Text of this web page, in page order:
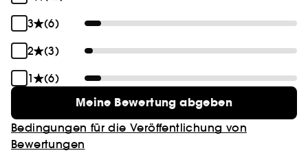
3
(6)
2
(3)
1
(6)
Meine Bewertung abgeben
Bedingungen für die Veröffentlichung von
Bewertungen